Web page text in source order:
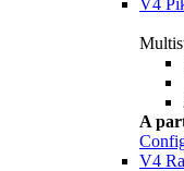
A
V4